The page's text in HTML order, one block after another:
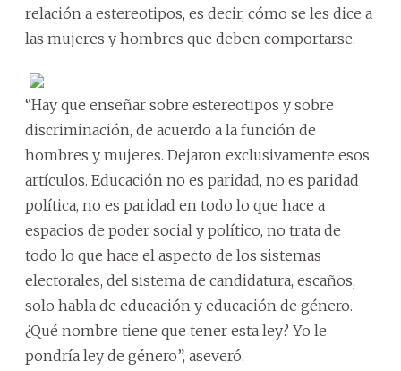
relación a estereotipos, es decir, cómo se les dice a
las mujeres y hombres que deben comportarse.
“Hay que enseñar sobre estereotipos y sobre
discriminación, de acuerdo a la función de
hombres y mujeres. Dejaron exclusivamente esos
artículos. Educación no es paridad, no es paridad
política, no es paridad en todo lo que hace a
espacios de poder social y político, no trata de
todo lo que hace el aspecto de los sistemas
electorales, del sistema de candidatura, escaños,
solo habla de educación y educación de género.
¿Qué nombre tiene que tener esta ley? Yo le
pondría ley de género”, aseveró.